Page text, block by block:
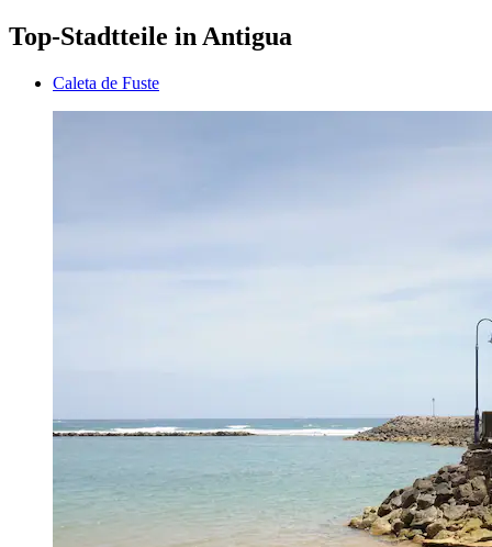
Top-Stadtteile in Antigua
Caleta de Fuste